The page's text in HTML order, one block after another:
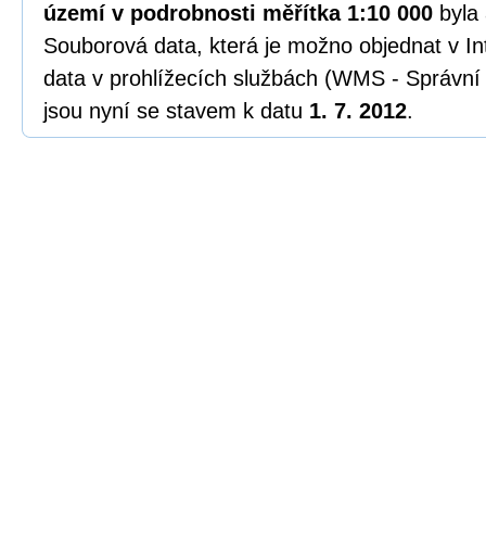
území v podrobnosti měřítka 1:10 000
Souborová data, která je možno objednat v
data v prohlížecích službách (WMS -
jsou nyní se stavem k datu 1. 7. 2012.